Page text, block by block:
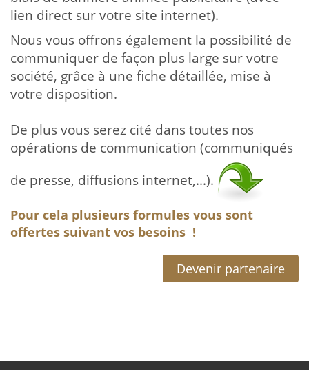
lien direct sur votre site internet).
Nous vous offrons également la possibilité de
communiquer de façon plus large sur votre
société, grâce à une fiche détaillée, mise à
votre disposition.
De plus vous serez cité dans toutes nos
opérations de communication (communiqués
de presse, diffusions internet,...).
Pour cela plusieurs formules vous sont
offertes suivant vos besoins !
Devenir partenaire